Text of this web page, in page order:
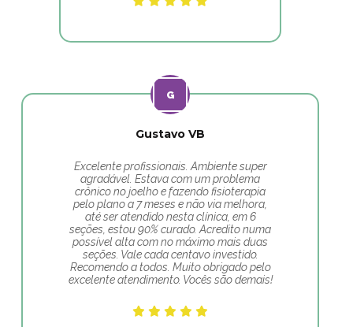
Gustavo VB
Excelente profissionais. Ambiente super
agradável. Estava com um problema
crônico no joelho e fazendo fisioterapia
pelo plano a 7 meses e não via melhora,
até ser atendido nesta clínica, em 6
seções, estou 90% curado. Acredito numa
possível alta com no máximo mais duas
seções. Vale cada centavo investido.
Recomendo a todos. Muito obrigado pelo
excelente atendimento. Vocês são demais!